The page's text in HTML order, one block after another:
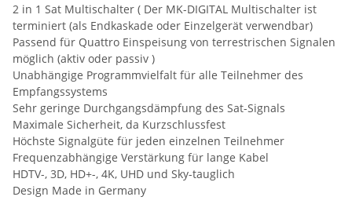
2 in 1 Sat Multischalter ( Der MK-DIGITAL Multischalter ist
terminiert (als Endkaskade oder Einzelgerät verwendbar)
Passend für Quattro Einspeisung von terrestrischen Signalen
möglich (aktiv oder passiv )
Unabhängige Programmvielfalt für alle Teilnehmer des
Empfangssystems
Sehr geringe Durchgangsdämpfung des Sat-Signals
Maximale Sicherheit, da Kurzschlussfest
Höchste Signalgüte für jeden einzelnen Teilnehmer
Frequenzabhängige Verstärkung für lange Kabel
HDTV-, 3D, HD+-, 4K, UHD und Sky-tauglich
Design Made in Germany